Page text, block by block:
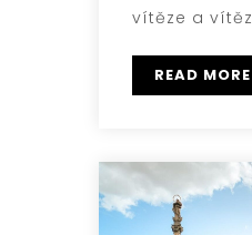
vítěze a
READ MORE